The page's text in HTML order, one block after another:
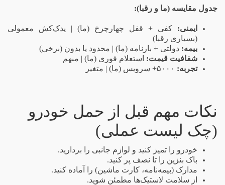
جدول مقایسه (ما و رقبا):
ایمنی: کفی + قفل چهارچرخ (ما) | یدک‌کش معمولی
(بسیاری رقبا)
بیمه: دولتی + بارنامه (ما) | محدود یا بدون (برخی)
شفافیت قیمت: استعلام فوری (ما) | مبهم
تجربه:
نکات مهم قبل از حمل خودرو
(چک‌ لیست عملی)
خودرو را تمیز کنید و لوازم جانبی را بردارید.
باک بنزین را تا نصف پر کنید.
مدارک (بیمه‌نامه، کارت ماشین) را آماده کنید.
از سلامت لاستیک‌ها مطمئن شوید.